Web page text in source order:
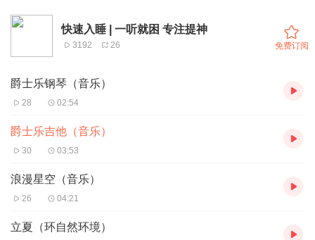
快速入睡 | 一听就困 专注提神
3192 26 免费订阅
爵士乐钢琴（音乐）
28 02:54
爵士乐吉他（音乐）
30 03:53
浪漫星空（音乐）
26 04:21
立夏（环自然环境）